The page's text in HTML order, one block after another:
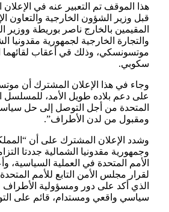
هذا الموقف تم التعبير عنه في
قبل وزير الشؤون الخارجية والتعاون
المقيمين بالخارج ناصر بوريطة ووزير
والتجارة الخارجية لجمهورية مقدونيا
موتسونسكي، وذلك قي أعقاب لقائهما
سكوبي.
وجاء في هذا الإعلان المشترك أن
على دعم بلاده طويل الأمد، للمسلسل
المتحدة من أجل التوصل إلى حل
ومقبول من لدن الأطراف”.
وشدد الإعلان المشترك على أن
وجمهورية مقدونيا الشمالية جددتا
الأمم المتحدة في العملية السياسية،
الذي أكد على دور ومسؤولية
سياسي واقعي ومستدام، قائم على